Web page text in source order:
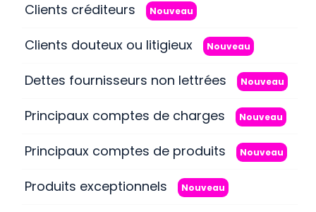
Clients créditeurs Nouveau
Clients douteux ou litigieux Nouveau
Dettes fournisseurs non lettrées Nouveau
Principaux comptes de charges Nouveau
Principaux comptes de produits Nouveau
Produits exceptionnels Nouveau